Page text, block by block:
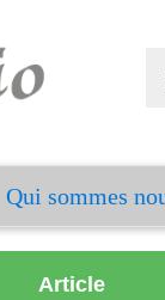
Qui sommes
Article